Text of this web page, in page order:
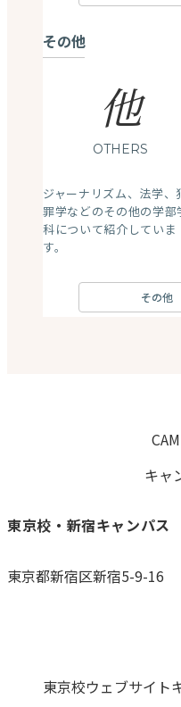
その他
他
OTHERS
ジャーナリズム、法学、
罪学などのその他の学部
科について紹介していま
す。
その他
キャ
東京校・新宿キャンパス
東京都新宿区新宿5-9-16
東京校ウェブサイト